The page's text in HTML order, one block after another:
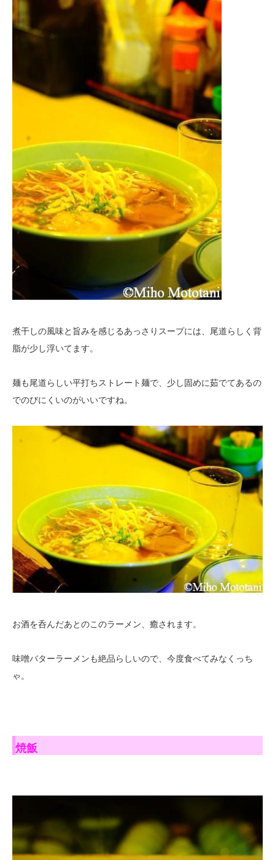
煮干しの風味と旨みを感じるあっさりスープには、尾道らしく背
脂が少し浮いてます。
麺も尾道らしい平打ちストレート麺で、少し固めに茹でてあるの
でのびにくいのがいいですね。
お酒を呑んだあとのこのラーメン、癒されます。
味噌バターラーメンも絶品らしいので、今度食べてみなくっち
ゃ。
焼飯